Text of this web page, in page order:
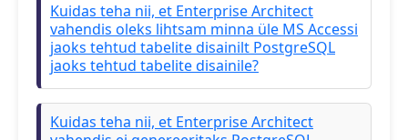
Kuidas teha nii, et Enterprise Architect
vahendis oleks lihtsam minna üle MS Accessi
jaoks tehtud tabelite disainilt PostgreSQL
jaoks tehtud tabelite disainile?
Kuidas teha nii, et Enterprise Architect